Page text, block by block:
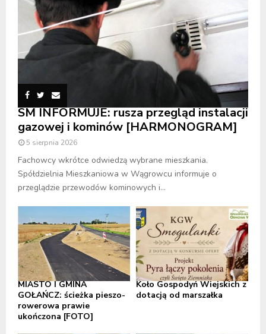
SM INFORMUJE: rusza przegląd instalacji
gazowej i kominów [HARMONOGRAM]
5 sierpnia 2026
Fachowcy wkrótce odwiedzą wybrane mieszkania.
Spółdzielnia Mieszkaniowa w Wągrowcu informuje o
przeglądzie przewodów kominowych i...
MIASTO I GMINA
GOŁAŃCZ: ścieżka pieszo-
rowerowa prawie
ukończona [FOTO]
Koło Gospodyń Wiejskich z
dotacją od marszałka